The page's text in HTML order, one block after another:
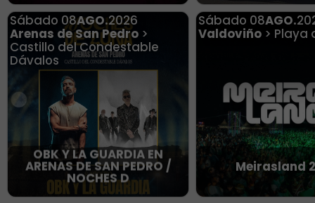
Sábado 08AGO.2026
Arenas de San Pedro>
Castillo del Condestable
Dávalos
OBK Y LA GUARDIA EN
ARENAS DE SAN PEDRO /
NOCHES D
Sábado 08AGO.
Valdoviño> Playa
Meirasland